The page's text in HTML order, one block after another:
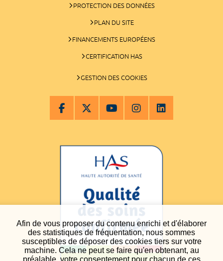
Afin de vous proposer du contenu enrichi et d'élaborer
des statistiques de fréquentation, nous sommes
susceptibles de déposer des cookies tiers sur votre
machine. Cela ne peut se faire qu'en obtenant, au
préalable, votre consentement pour chacun de ces
PROTECTION DES DONNÉES
PLAN DU SITE
FINANCEMENTS EUROPÉENS
CERTIFICATION HAS
GESTION DES COOKIES